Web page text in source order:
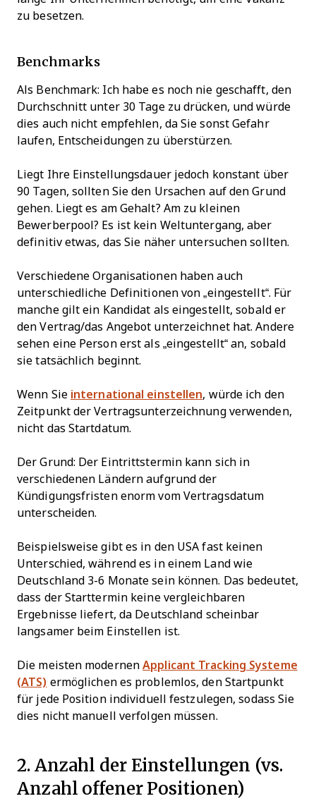
zu besetzen.
Benchmarks
Als Benchmark: Ich habe es noch nie geschafft, den
Durchschnitt unter 30 Tage zu drücken, und würde
dies auch nicht empfehlen, da Sie sonst Gefahr
laufen, Entscheidungen zu überstürzen.
Liegt Ihre Einstellungsdauer jedoch konstant über
90 Tagen, sollten Sie den Ursachen auf den Grund
gehen. Liegt es am Gehalt? Am zu kleinen
Bewerberpool? Es ist kein Weltuntergang, aber
definitiv etwas, das Sie näher untersuchen sollten.
Verschiedene Organisationen haben auch
unterschiedliche Definitionen von „eingestellt“. Für
manche gilt ein Kandidat als eingestellt, sobald er
den Vertrag/das Angebot unterzeichnet hat. Andere
sehen eine Person erst als „eingestellt“ an, sobald
sie tatsächlich beginnt.
Wenn Sie international einstellen, würde ich den
Zeitpunkt der Vertragsunterzeichnung verwenden,
nicht das Startdatum.
Der Grund: Der Eintrittstermin kann sich in
verschiedenen Ländern aufgrund der
Kündigungsfristen enorm vom Vertragsdatum
unterscheiden.
Beispielsweise gibt es in den USA fast keinen
Unterschied, während es in einem Land wie
Deutschland 3-6 Monate sein können. Das bedeutet,
dass der Starttermin keine vergleichbaren
Ergebnisse liefert, da Deutschland scheinbar
langsamer beim Einstellen ist.
Die meisten modernenApplicant Tracking Systeme
(ATS) ermöglichen es problemlos, den Startpunkt
für jede Position individuell festzulegen, sodass Sie
dies nicht manuell verfolgen müssen.
2. Anzahl der Einstellungen (vs.
Anzahl offener Positionen)